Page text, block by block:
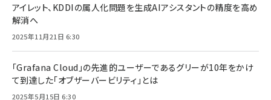
アイレット、KDDIの属人化問題を生成AIアシスタントの精度を高め
解消へ
2025年11月21日 6:30
「Grafana Cloud」の先進的ユーザーであるグリーが10年をかけ
て到達した「オブザーバービリティ」とは
2025年5月15日 6:30